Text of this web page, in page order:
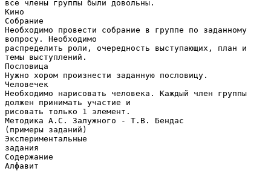
все члены группы были довольны.
Кино
Собрание
Необходимо провести собрание в группе по заданному
вопросу. Необходимо
распределить роли, очередность выступающих, план и
темы выступлений.
Пословица
Нужно хором произнести заданную пословицу.
Человечек
Необходимо нарисовать человека. Каждый член группы
должен принимать участие и
рисовать только 1 элемент.
Методика А.С. Залужного - Т.В. Бендас
(примеры заданий)
Экспериментальные
задания
Содержание
Алфавит